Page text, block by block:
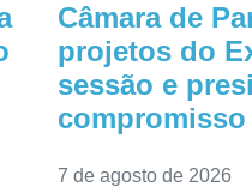
Câmara de
projetos do
sessão e
7 de agosto de 2026